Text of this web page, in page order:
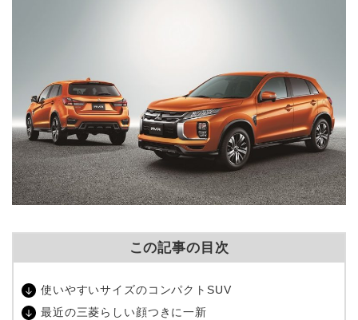
この記事の目次
使いやすいサイズのコンパクトSUV
最近の三菱らしい顔つきに一新